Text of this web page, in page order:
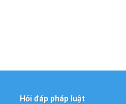
Hỏi đáp pháp luật